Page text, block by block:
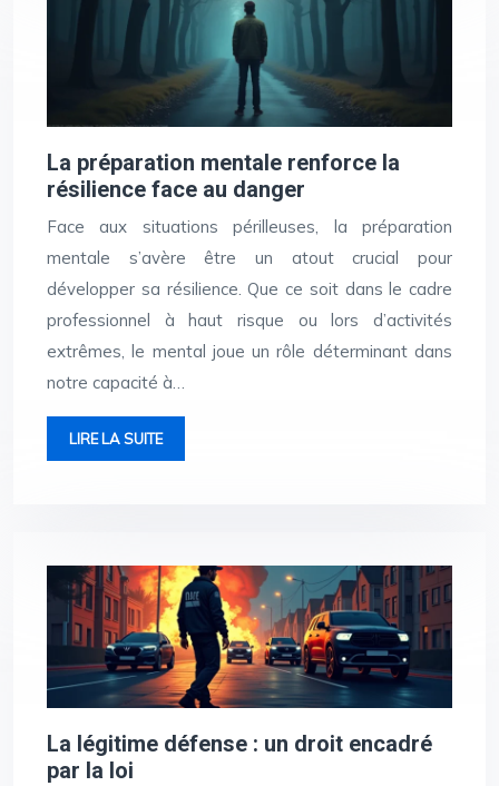
La préparation mentale renforce la
résilience face au danger
Face aux situations périlleuses, la préparation
mentale s’avère être un atout crucial pour
développer sa résilience. Que ce soit dans le cadre
professionnel à haut risque ou lors d’activités
extrêmes, le mental joue un rôle déterminant dans
notre capacité à…
LIRE LA SUITE
La légitime défense : un droit encadré
par la loi